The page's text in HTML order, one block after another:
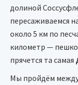
долиной
пересаживаемся
около 5 км по
километр —
прячется та самая
Мы пройдём